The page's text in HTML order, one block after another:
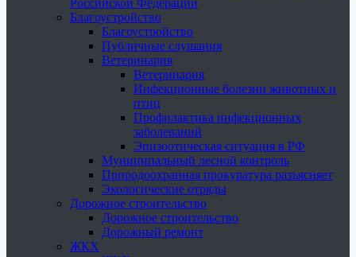
Российской Федерации
Благоустройство
Благоустройство
Публичные слушания
Ветеринария
Ветеринария
Инфекционные болезни животных и
птиц
Профилактика инфекционных
заболеваний
Эпизоотическая ситуация в РФ
Муниципальный лесной контроль
Природоохранная прокуратура разъясняет
Экологические отряды
Дорожное строительство
Дорожное строительство
Дорожный ремонт
ЖКХ